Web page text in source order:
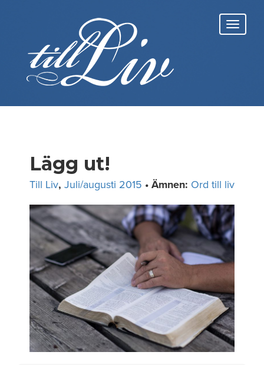
Lägg ut!
Till Liv, Juli/augusti 2015 • Ämnen: Ord till liv